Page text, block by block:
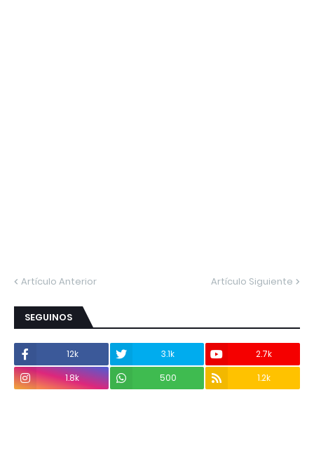
Artículo Anterior Artículo Siguiente
SEGUINOS
12k 3.1k
2.7k
1.8k
500 1.2k